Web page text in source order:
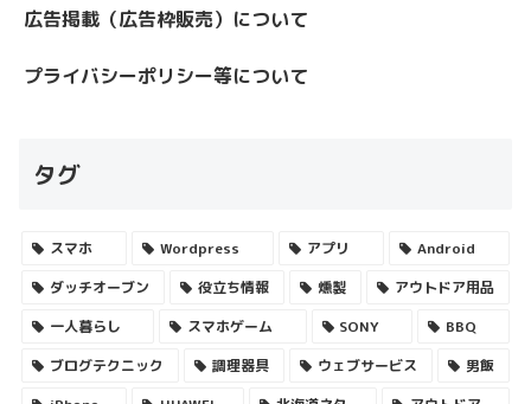
広告掲載（広告枠販売）について
プライバシーポリシー等について
タグ
スマホ Wordpress アプリ
Android
ダッチオーブン
役立ち情報 燻製
アウトドア用品
一人暮らし
スマホゲーム SONY
BBQ
ブログテクニック
調理器具 ウェブサービス
男飯